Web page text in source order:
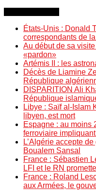
États-Unis : Donald
correspondants de
Au début de sa
«pardon»
Artémis II : les
Décès de Liamine
République
DISPARITION Ali
République
Libye : Saïf al-Islam
libyen, est mort
Espagne : au moins
ferroviaire
L’Algérie accepte
Boualem Sansal
France : Sébastien
LFI et le RN
France : Roland
aux Armées, le